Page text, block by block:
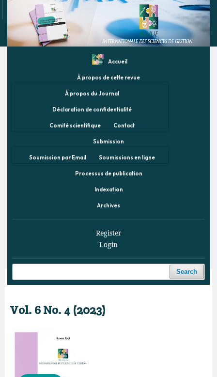
Accueil
À propos de cette revue
À propos du Journal
Déclaration de confidentialité
Comité scientifique Contact
Submission
Soumission par Email Soumissions en ligne
Processus de publication
Indexation
Archives
Register
Login
Search
Home / Archives / Vol. 6 No. 4 (2023)
Vol. 6 No. 4 (2023)